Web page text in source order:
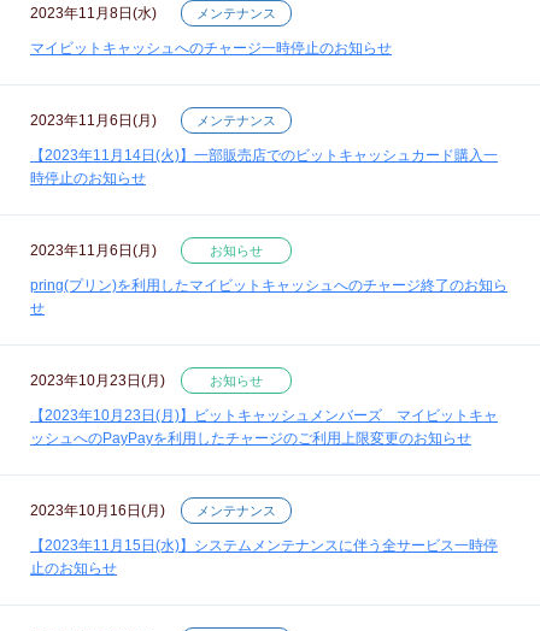
2023年11月8日(水) メンテナンス
マイビットキャッシュへのチャージ一時停止のお知らせ
2023年11月6日(月) メンテナンス
【2023年11月14日(火)】一部販売店でのビットキャッシュカード購入一
時停止のお知らせ
2023年11月6日(月) お知らせ
pring(プリン)を利用したマイビットキャッシュへのチャージ終了のお知ら
せ
2023年10月23日(月) お知らせ
【2023年10月23日(月)】ビットキャッシュメンバーズ マイビットキャ
ッシュへのPayPayを利用したチャージのご利用上限変更のお知らせ
2023年10月16日(月) メンテナンス
【2023年11月15日(水)】システムメンテナンスに伴う全サービス一時停
止のお知らせ